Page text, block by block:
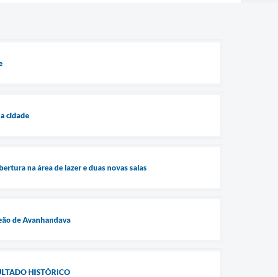
cidade
na área de lazer e duas novas salas
de Avanhandava
HISTÓRICO